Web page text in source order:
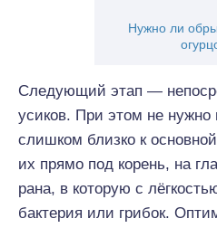
Нужно ли
Следующий этап —
усиков. При этом не нужно
слишком близко к
их прямо под корень, на
рана, в которую с
бактерия или грибок.